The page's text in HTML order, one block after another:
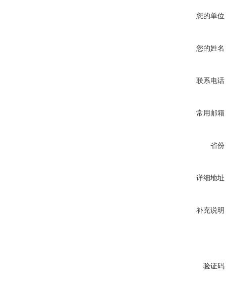
您的单位
您的姓名
联系电话
常用邮箱
省份
详细地址
补充说明
验证码